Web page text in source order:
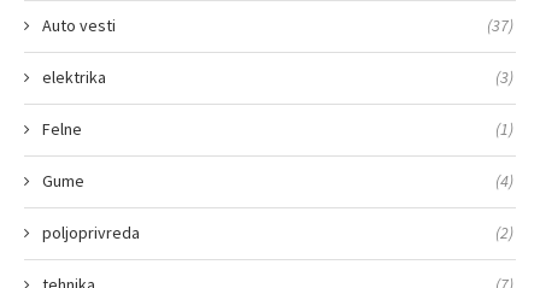
Auto vesti (37)
elektrika (3)
Felne (1)
Gume (4)
poljoprivreda (2)